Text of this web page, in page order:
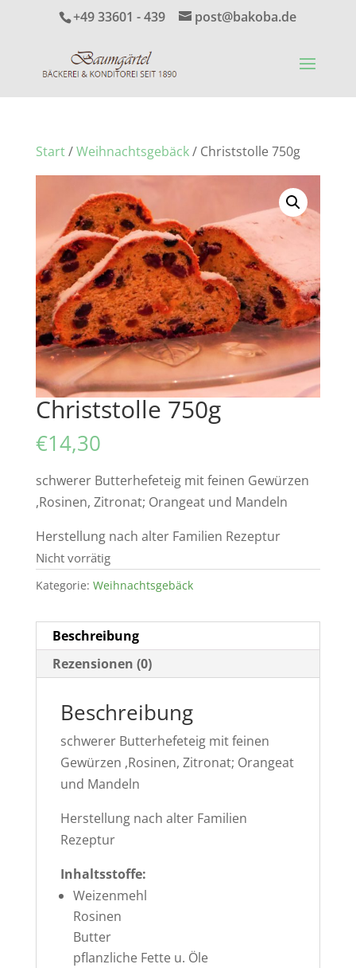
+49 33601 - 439 post@bakoba.de
Start/Weihnachtsgebäck/ Christstolle 750g
Christstolle 750g
€14,30
schwerer Butterhefeteig mit feinen Gewürzen
,Rosinen, Zitronat; Orangeat und Mandeln
Herstellung nach alter Familien Rezeptur
Nicht vorrätig
Kategorie: Weihnachtsgebäck
Beschreibung
Rezensionen (0)
Beschreibung
schwerer Butterhefeteig mit feinen
Gewürzen ,Rosinen, Zitronat; Orangeat
und Mandeln
Herstellung nach alter Familien
Rezeptur
Inhaltsstoffe:
Weizenmehl
Rosinen
Butter
pflanzliche Fette u. Öle